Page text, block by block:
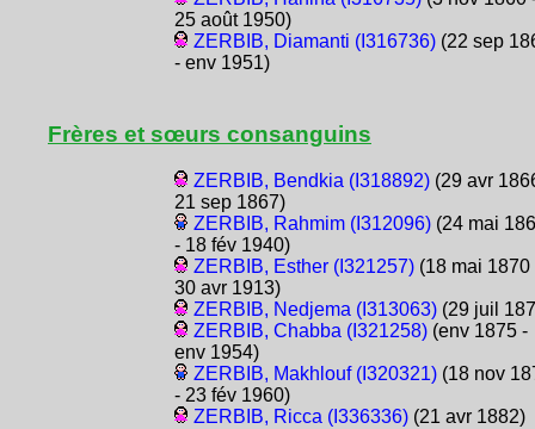
25 août 1950)
ZERBIB, Diamanti (I316736)(22 sep
- env 1951)
Frères et sœurs consanguins
ZERBIB, Bendkia (I318892)(29 avr
21 sep 1867)
ZERBIB, Rahmim (I312096)(24 mai
- 18 fév 1940)
ZERBIB, Esther (I321257)(18 mai 1870
30 avr 1913)
ZERBIB, Nedjema (I313063)(29 juil
ZERBIB, Chabba (I321258)(env 1875 -
env 1954)
ZERBIB, Makhlouf (I320321)(18 nov
- 23 fév 1960)
ZERBIB, Ricca (I336336)(21 avr 1882)